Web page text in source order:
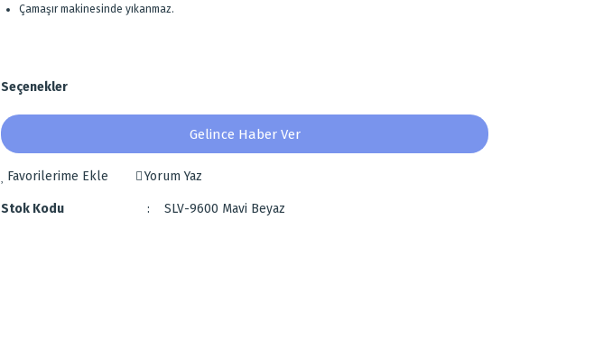
Çamaşır makinesinde yıkanmaz.
Seçenekler
Gelince Haber Ver
Yorum Yaz
Stok Kodu SLV-9600 Mavi Beyaz